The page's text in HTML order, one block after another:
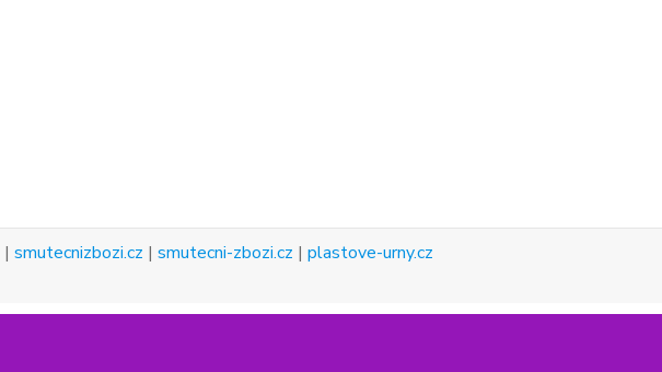
| smutecnizbozi.cz | smutecni-zbozi.cz | plastove-urny.cz